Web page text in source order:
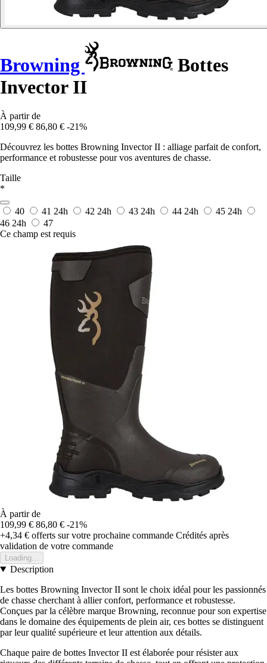
Browning
Bottes
Invector II
À partir de
109,99 € 86,80 € -21%
Découvrez les bottes Browning Invector II : alliage parfait de confort,
performance et robustesse pour vos aventures de chasse.
Taille
*
40 41 24h 42 24h 43 24h 44 24h 45 24h
46 24h
47
Ce champ est requis
À partir de
109,99 € 86,80 € -21%
+4,34 € offerts sur votre prochaine commande Crédités après
validation de votre commande
Loading...
Description
Les bottes Browning Invector II sont le choix idéal pour les passionnés
de chasse cherchant à allier confort, performance et robustesse.
Conçues par la célèbre marque Browning, reconnue pour son expertise
dans le domaine des équipements de plein air, ces bottes se distinguent
par leur qualité supérieure et leur attention aux détails.
Chaque paire de bottes Invector II est élaborée pour résister aux